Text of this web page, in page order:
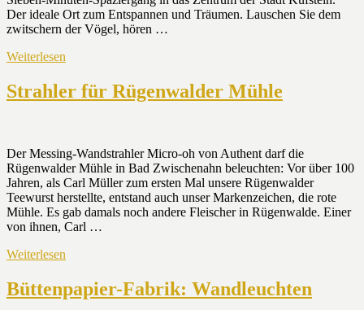
Der ideale Ort zum Entspannen und Träumen. Lauschen Sie dem
zwitschern der Vögel, hören …
Weiterlesen
Strahler für Rügenwalder Mühle
Der Messing-Wandstrahler Micro-oh von Authent darf die
Rügenwalder Mühle in Bad Zwischenahn beleuchten: Vor über 100
Jahren, als Carl Müller zum ersten Mal unsere Rügenwalder
Teewurst herstellte, entstand auch unser Markenzeichen, die rote
Mühle. Es gab damals noch andere Fleischer in Rügenwalde. Einer
von ihnen, Carl …
Weiterlesen
Büttenpapier-Fabrik: Wandleuchten